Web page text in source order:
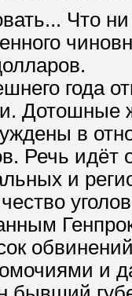
Что
года
Дотошные
в
Речь
и
и